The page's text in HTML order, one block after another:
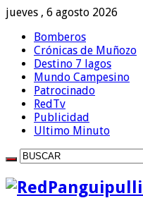
jueves , 6 agosto 2026
Bomberos
Crónicas de Muñozo
Destino 7 lagos
Mundo Campesino
Patrocinado
RedTv
Publicidad
Ultimo Minuto